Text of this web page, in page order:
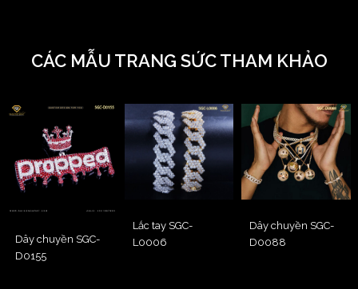
CÁC MẪU TRANG SỨC THAM KHẢO
Dây chuyền SGC-
D0155
Lắc tay SGC-
L0006
Dây chuyền SGC-
D0088